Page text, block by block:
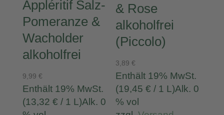
Appléritif Salz-
Pomeranze &
Wacholder
alkoholfrei
9,99 €
Enthält 19% MwSt.
(13,32 € / 1 L)Alk. 0
& Rose
alkoholfrei
(Piccolo)
3,89€
Enthält 19% MwSt.
(19,45€ / 1 L)Alk. 0
% vol